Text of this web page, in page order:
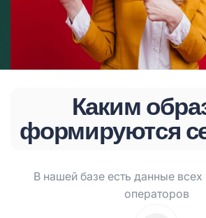
Каким
формируются
В нашей базе есть данные
операторов